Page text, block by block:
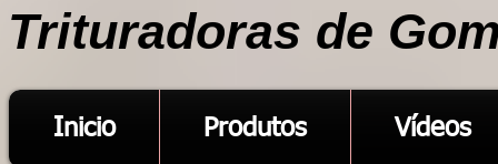
Trituradoras de
Inicio Produtos Vídeos